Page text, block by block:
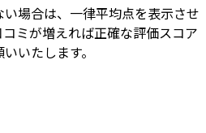
場合は、一律平均点を表示させ
ミが増えれば正確な評価スコア
いたします。